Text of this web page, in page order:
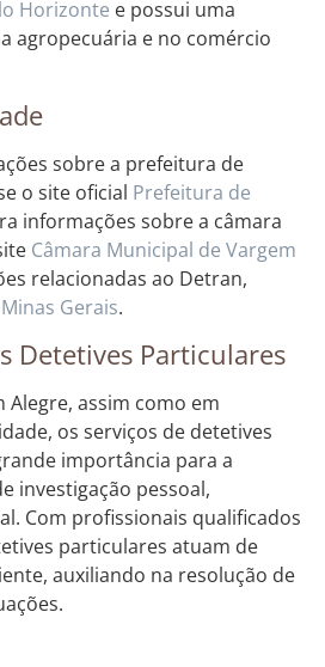
Horizonte e possui uma
agropecuária e no comércio
sobre a prefeitura de
o site oficial Prefeitura de
informações sobre a câmara
Câmara Municipal de Vargem
relacionadas ao Detran,
Gerais.
Detetives Particulares
Alegre, assim como em
os serviços de detetives
importância para a
investigação pessoal,
Com profissionais qualificados
particulares atuam de
auxiliando na resolução de